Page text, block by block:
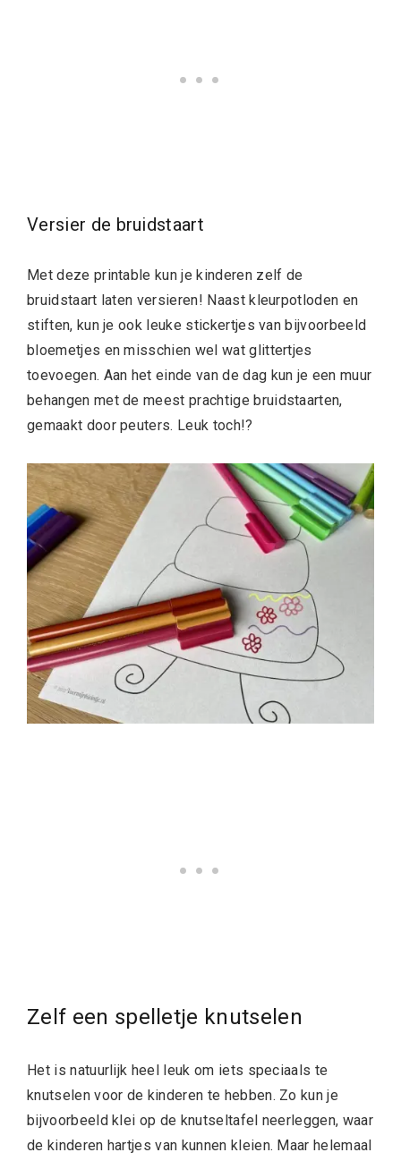
Versier de bruidstaart
Met deze printable kun je kinderen zelf de
bruidstaart laten versieren! Naast kleurpotloden en
stiften, kun je ook leuke stickertjes van bijvoorbeeld
bloemetjes en misschien wel wat glittertjes
toevoegen. Aan het einde van de dag kun je een muur
behangen met de meest prachtige bruidstaarten,
gemaakt door peuters. Leuk toch!?
Zelf een spelletje knutselen
Het is natuurlijk heel leuk om iets speciaals te
knutselen voor de kinderen te hebben. Zo kun je
bijvoorbeeld klei op de knutseltafel neerleggen, waar
de kinderen hartjes van kunnen kleien. Maar helemaal